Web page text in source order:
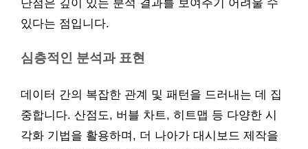
단점은 깊이 있는 분석 결과를 보여주기 어려울 수
있다는 점입니다.
심층적인 분석과 표현
데이터 간의 복잡한 관계 및 패턴을 드러내는 데 집
중합니다. 산점도, 버블 차트, 히트맵 등 다양한 시
각화 기법을 활용하며, 더 나아가 대시보드 제작을